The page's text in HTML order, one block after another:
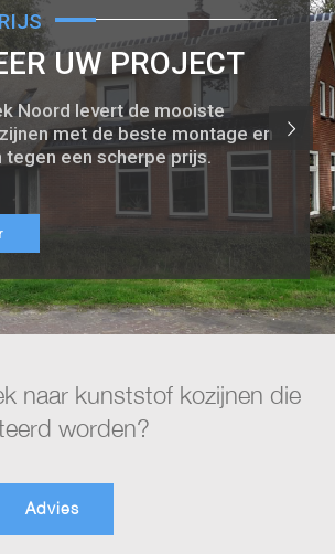
naar kunststof kozijnen die
worden?
Advies